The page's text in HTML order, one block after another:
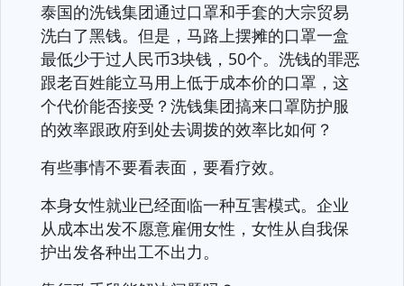
泰国的洗钱集团通过口罩和手套的大宗贸易
洗白了黑钱。但是，马路上摆摊的口罩一盒
最低少于过人民币3块钱，50个。洗钱的罪恶
跟老百姓能立马用上低于成本价的口罩，这
个代价能否接受？洗钱集团搞来口罩防护服
的效率跟政府到处去调拨的效率比如何？
有些事情不要看表面，要看疗效。
本身女性就业已经面临一种互害模式。企业
从成本出发不愿意雇佣女性，女性从自我保
护出发各种出工不出力。